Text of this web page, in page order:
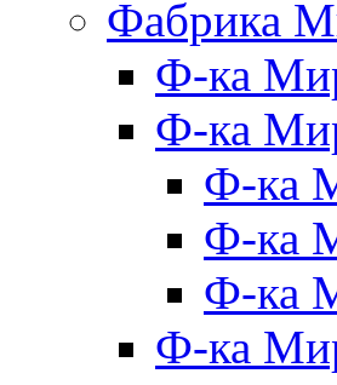
Фабрика
Ф-ка
Ф-ка
Ф-ка
Ф-ка
Ф-ка
Ф-ка